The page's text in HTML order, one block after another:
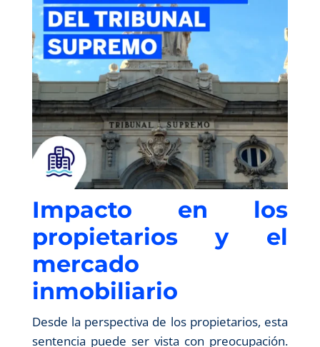
Impacto en los
propietarios y el
mercado
inmobiliario
Desde la perspectiva de los propietarios, esta
sentencia puede ser vista con preocupación.